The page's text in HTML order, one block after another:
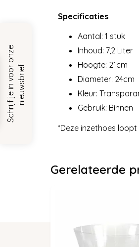
Specificaties
Aantal: 1 stuk
Inhoud: 7,2 Liter
Hoogte: 21cm
Diameter: 24cm
Kleur:
Gebruik: Binnen
*Deze inzethoes
Gerelateerde
S
c
h
r
i
j
f
j
e
i
n
v
o
o
r
o
n
z
e
n
i
e
u
w
s
b
r
i
e
f!